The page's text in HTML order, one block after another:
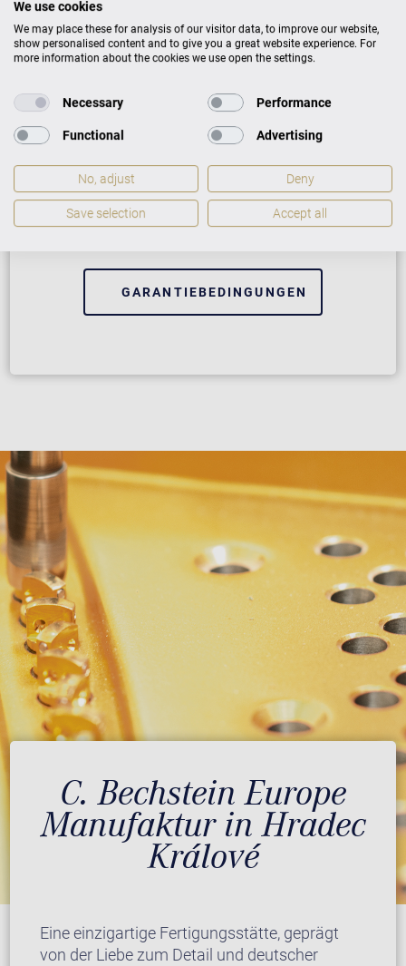
VARIO Digitalsystem
2 Jahre Herstellergarantie
GARANTIEBEDINGUNGEN
C. Bechstein Europe
Manufaktur in Hradec
Králové
Eine einzigartige Fertigungsstätte, geprägt
von der Liebe zum Detail und deutscher
We use cookies
We may place these for analysis of our visitor data, to improve our website,
show personalised content and to give you a great website experience. For
more information about the cookies we use open the settings.
Necessary Performance
Functional Advertising
No, adjust Deny
Save selection Accept all